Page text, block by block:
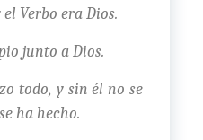
Verbo era Dios.
junto a Dios.
todo, y sin él no se
ha hecho.